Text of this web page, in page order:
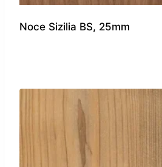
Noce Sizilia BS, 25mm